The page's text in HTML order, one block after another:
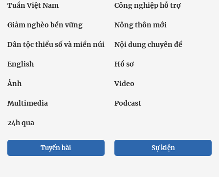
Tuần Việt Nam Công nghiệp hỗ trợ
Giảm nghèo bền vững Nông thôn mới
Dân tộc thiểu số và miền núi Nội dung chuyên đề
English Hồ sơ
Ảnh Video
Multimedia Podcast
24h qua
Tuyến bài Sự kiện